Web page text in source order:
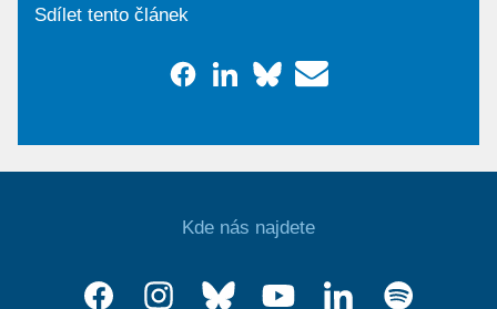
Sdílet tento článek
Kde nás najdete